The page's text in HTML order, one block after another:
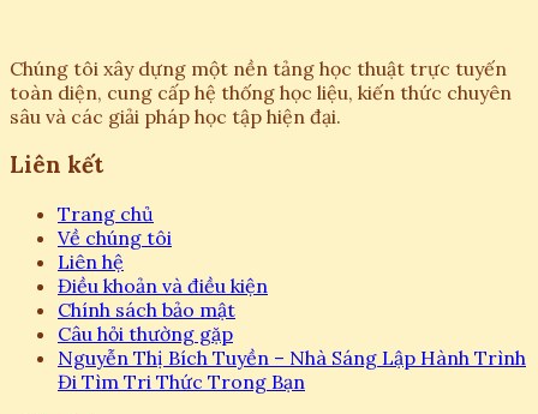
Chúng tôi xây dựng một nền tảng học thuật trực tuyến
toàn diện, cung cấp hệ thống học liệu, kiến thức chuyên
sâu và các giải pháp học tập hiện đại.
Liên kết
Trang chủ
Về chúng tôi
Liên hệ
Điều khoản và điều kiện
Chính sách bảo mật
Câu hỏi thường gặp
Nguyễn Thị Bích Tuyền – Nhà Sáng Lập Hành Trình
Đi Tìm Tri Thức Trong Bạn